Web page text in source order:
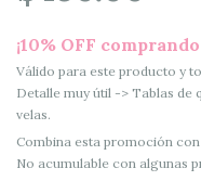
¡10% OFF
Válido para este producto y
Detalle muy útil -> Tablas de
velas.
Combina esta promoción
No acumulable con algunas